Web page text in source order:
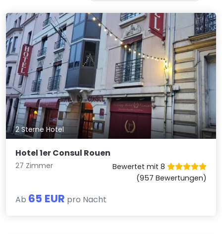
2 Sterne Hotel
Hotel 1er Consul Rouen
27 Zimmer
Bewertet mit 8
(957 Bewertungen)
Ab 65 EUR pro Nacht